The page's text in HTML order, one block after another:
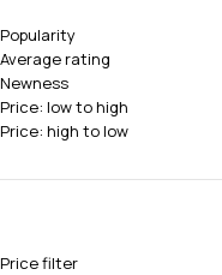
Popularity
Average rating
Newness
Price: low to high
Price: high to low
Price filter